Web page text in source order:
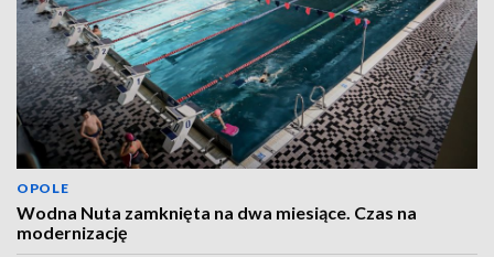
OPOLE
Wodna Nuta zamknięta na dwa miesiące. Czas na
modernizację